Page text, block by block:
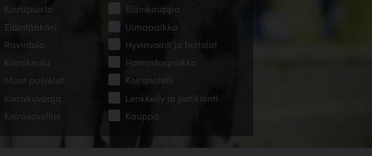
Koirapuisto
Eläinkauppa
Eläinlääkäri
Uimapaikka
Ravintola
Hyvinvointi ja hoitolat
Koirakoulu
Harrastuspaikka
Muut palvelut
Koirahotelli
Koirakuvaaja
Lenkkeily ja patikointi
Koirasovellus
Kauppa